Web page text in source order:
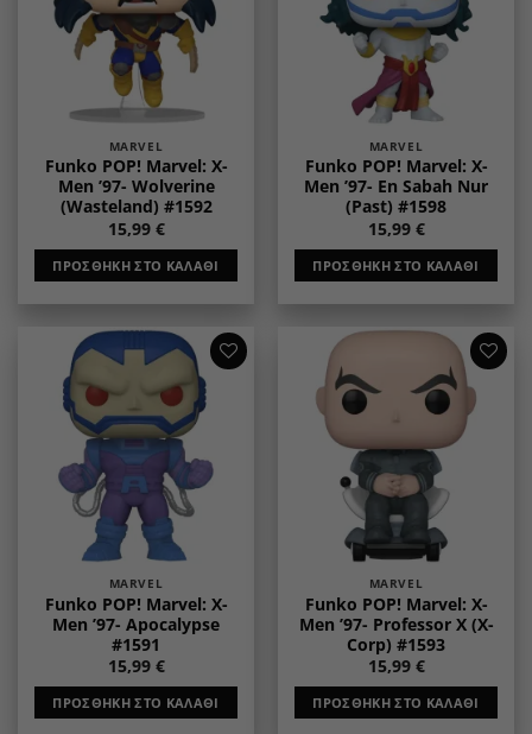
MARVEL
Funko POP! Marvel: X-
Men ’97- Wolverine
(Wasteland) #1592
15,99 €
ΠΡΟΣΘΉΚΗ ΣΤΟ ΚΑΛΆΘΙ
MARVEL
Funko POP! Marvel: X-
Men ’97- En Sabah Nur
(Past) #1598
15,99 €
ΠΡΟΣΘΉΚΗ ΣΤΟ ΚΑΛΆΘΙ
Add to
wishlist
MARVEL
Funko POP! Marvel: X-
Men ’97- Apocalypse
#1591
15,99 €
ΠΡΟΣΘΉΚΗ ΣΤΟ ΚΑΛΆΘΙ
Add to
wishlist
MARVEL
Funko POP! Marvel: X-
Men ’97- Professor X (X-
Corp) #1593
15,99 €
ΠΡΟΣΘΉΚΗ ΣΤΟ ΚΑΛΆΘΙ